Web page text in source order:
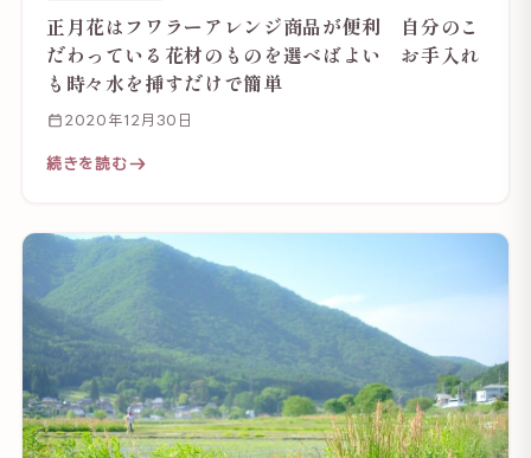
正月花はフワラーアレンジ商品が便利 自分のこ
だわっている花材のものを選べばよい お手入れ
も時々水を挿すだけで簡単
2020年12月30日
続きを読む